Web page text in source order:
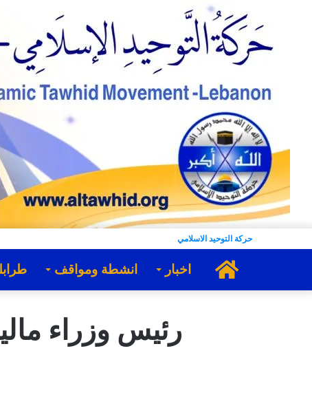
حركة التوحيد الاسلامي
الرئيسية
اخبار انشطة ومواقف
رئيس وزراء